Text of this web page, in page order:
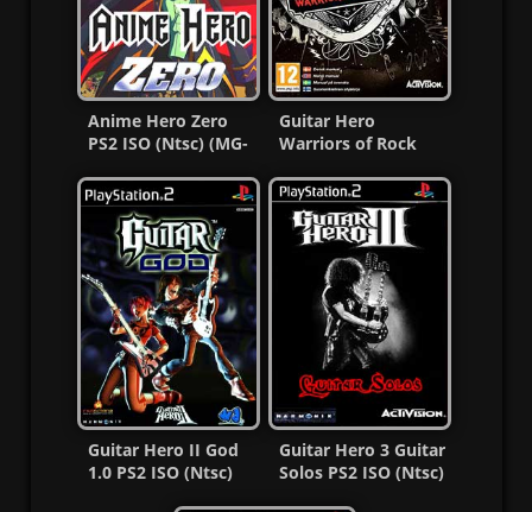
Anime Hero Zero
PS2 ISO (Ntsc) (MG-
Guitar Hero
Warriors of Rock
(Español) MF
Guitar Hero II God
1.0 PS2 ISO (Ntsc)
Guitar Hero 3 Guitar
Solos PS2 ISO (Ntsc)